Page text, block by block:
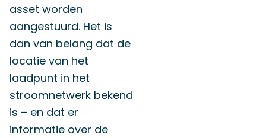
asset worden
aangestuurd. Het is
dan van belang dat de
locatie van het
laadpunt in het
stroomnetwerk bekend
is – en dat er
informatie over de